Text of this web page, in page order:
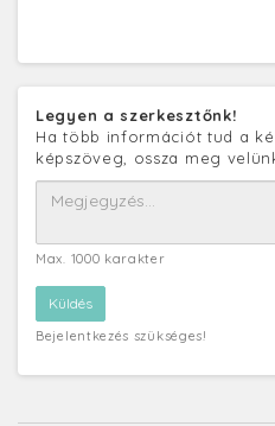
Legyen a szerkesztőnk!
Ha több információt tud a
képszöveg, ossza meg
Max. 1000 karakter
Bejelentkezés szükséges!